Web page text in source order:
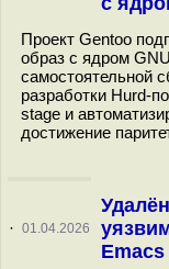
Проект Gentoo
образ с ядром
самостоятельной
разработки Hurd-
stage и
достижение
· 01.04.2026
Emacs